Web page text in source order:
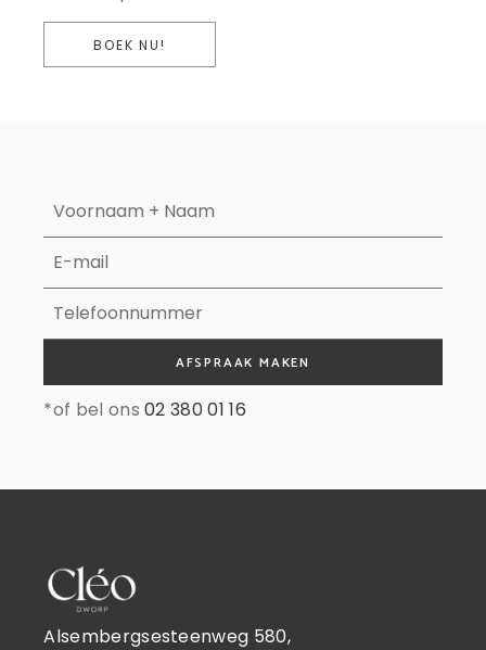
BOEK NU!
AFSPRAAK MAKEN
*of bel ons02 380 01 16
Alsembergsesteenweg 580,